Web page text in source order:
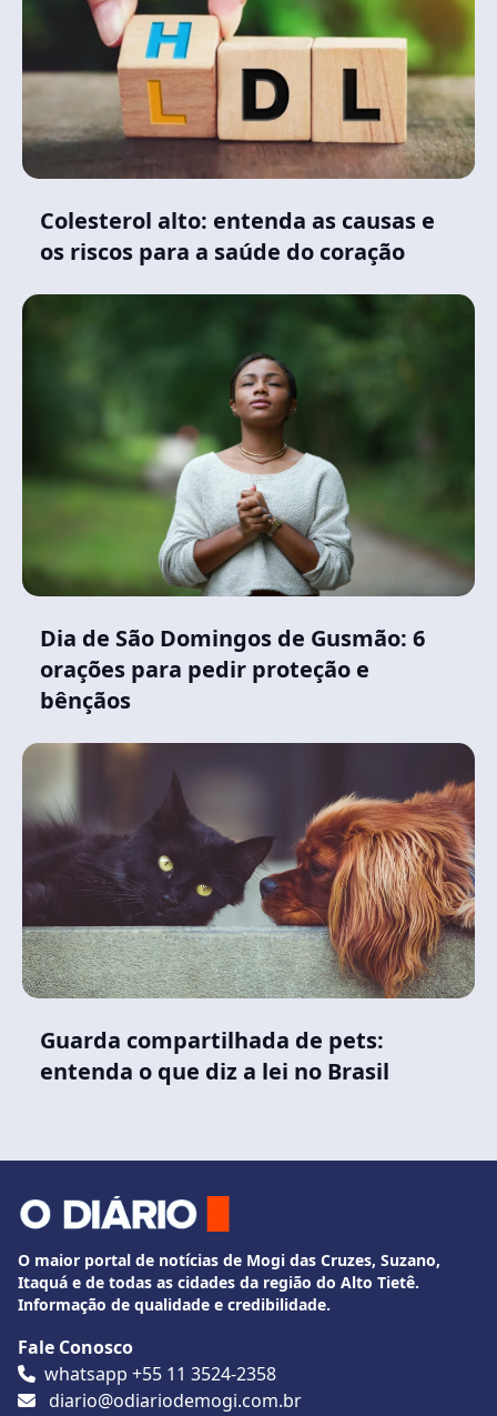
Colesterol alto: entenda as causas e
os riscos para a saúde do coração
Dia de São Domingos de Gusmão: 6
orações para pedir proteção e
bênçãos
Guarda compartilhada de pets:
entenda o que diz a lei no Brasil
O maior portal de notícias de Mogi das Cruzes, Suzano,
Itaquá e de todas as cidades da região do Alto Tietê.
Informação de qualidade e credibilidade.
Fale Conosco
whatsapp +55 11 3524-2358
diario@odiariodemogi.com.br